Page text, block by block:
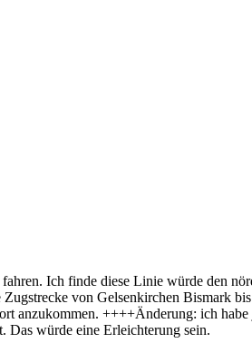
Ich finde diese Linie würde den
von Gelsenkirchen Bismark
anzukommen. ++++Änderung: ich
Das würde eine Erleichterung sein.